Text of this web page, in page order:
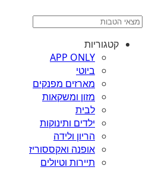
קטגוריות
APP ONLY
ביוטי
מארזים מפנקים
מזון ומשקאות
לבית
ילדים ותינוקות
הריון ולידה
אופנה ואקססוריז
תיירות וטיולים